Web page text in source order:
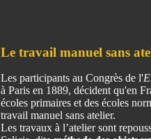
Le travail manuel sans
Les participants au Congrès de l'
à Paris en 1889, décident qu'en
écoles primaires et des écoles
travail manuel sans atelier.
Les travaux à l’atelier sont